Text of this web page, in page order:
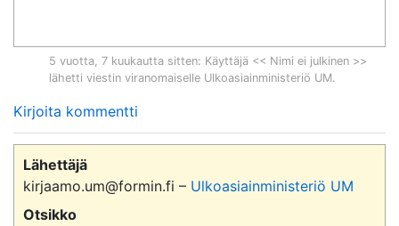
5 vuotta, 7 kuukautta sitten: Käyttäjä << Nimi ei julkinen >>
lähetti viestin viranomaiselle Ulkoasiainministeriö UM.
Kirjoita kommentti
Lähettäjä
kirjaamo.um@formin.fi – Ulkoasiainministeriö UM
Otsikko